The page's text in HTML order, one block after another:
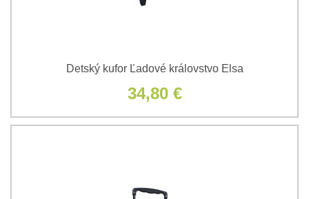
Detský kufor Ľadové královstvo Elsa
34,80 €